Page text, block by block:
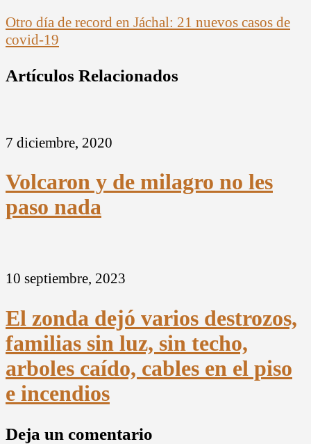
Otro día de record en Jáchal: 21 nuevos casos de
covid-19
Artículos Relacionados
7 diciembre, 2020
Volcaron y de milagro no les
paso nada
10 septiembre, 2023
El zonda dejó varios destrozos,
familias sin luz, sin techo,
arboles caído, cables en el piso
e incendios
Deja un comentario